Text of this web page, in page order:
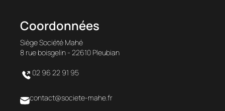
Coordonnées
Siège Société Mahé
8 rue boisgelin - 22610 Pleubian
02 96 22 91 95
contact@societe-mahe.fr